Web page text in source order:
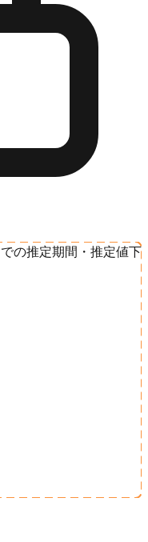
の推定期間・推定値下